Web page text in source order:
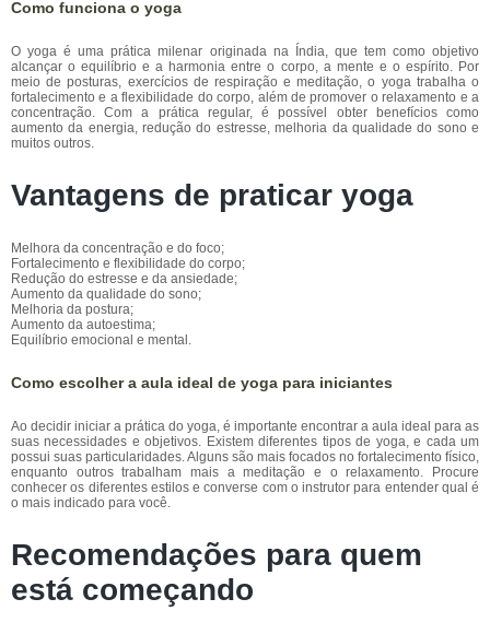
Como funciona o yoga
O yoga é uma prática milenar originada na Índia, que tem como objetivo
alcançar o equilíbrio e a harmonia entre o corpo, a mente e o espírito. Por
meio de posturas, exercícios de respiração e meditação, o yoga trabalha o
fortalecimento e a flexibilidade do corpo, além de promover o relaxamento e a
concentração. Com a prática regular, é possível obter benefícios como
aumento da energia, redução do estresse, melhoria da qualidade do sono e
muitos outros.
Vantagens de praticar yoga
Melhora da concentração e do foco;
Fortalecimento e flexibilidade do corpo;
Redução do estresse e da ansiedade;
Aumento da qualidade do sono;
Melhoria da postura;
Aumento da autoestima;
Equilíbrio emocional e mental.
Como escolher a aula ideal de yoga para iniciantes
Ao decidir iniciar a prática do yoga, é importante encontrar a aula ideal para as
suas necessidades e objetivos. Existem diferentes tipos de yoga, e cada um
possui suas particularidades. Alguns são mais focados no fortalecimento físico,
enquanto outros trabalham mais a meditação e o relaxamento. Procure
conhecer os diferentes estilos e converse com o instrutor para entender qual é
o mais indicado para você.
Recomendações para quem
está começando